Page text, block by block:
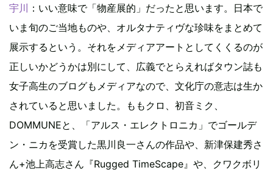
宇川 ：いい意味で「物産展的」だったと思います。日本で
いま旬のご当地ものや、オルタナティヴな珍味をまとめて
展示するという。それをメディアアートとしてくくるのが
正しいかどうかは別にして、広義でとらえればタウン誌も
女子高生のブログもメディアなので、文化庁の意志は生か
されていると思いました。ももクロ、初音ミク、
DOMMUNEと、「アルス・エレクトロニカ」でゴールデ
ン・ニカを受賞した黒川良一さんの作品や、新津保建秀さ
ん+池上高志さん『Rugged TimeScape』や、クワクボリ